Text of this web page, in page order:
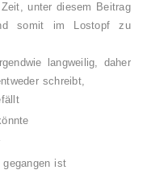
unter diesem Beitrag
somit im Lostopf zu
langweilig, daher
schreibt,
ist